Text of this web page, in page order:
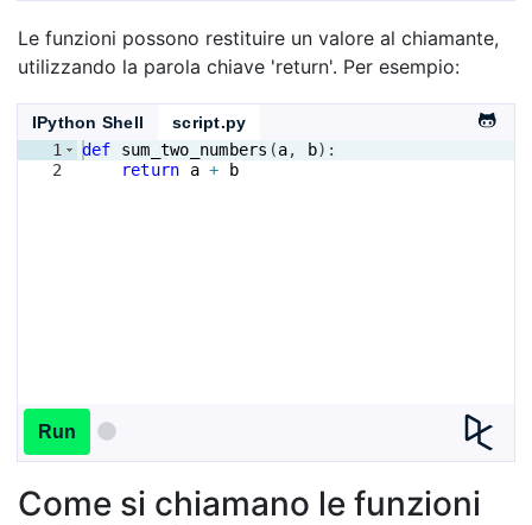
Le funzioni possono restituire un valore al chiamante,
utilizzando la parola chiave 'return'. Per esempio:
IPython Shell
script.py
1
2
def sum_two_numbers (a, b) :
return
a + b
Run
Come si chiamano le funzioni